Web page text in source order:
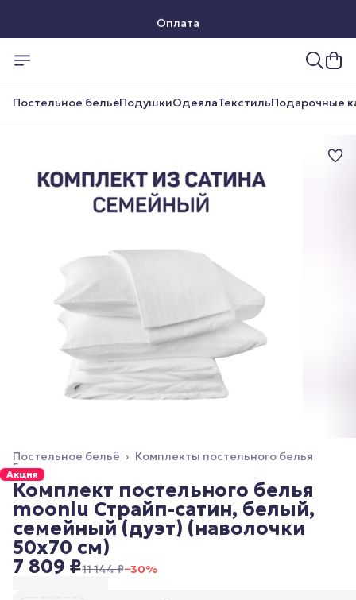
Оплата
Постельное бельёПодушкиОдеялаТекстильПодарочные
Комплекты постельного белья
Постельное бельё ›
Главная
Акция
Комплект постельного белья
moonlu Страйп-сатин, белый,
семейный (дуэт) (наволочки
50x70 см)
7 809 ₽11 144 ₽−30%